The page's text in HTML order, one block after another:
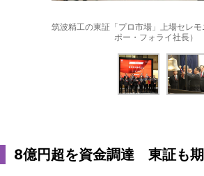
筑波精工の東証「プロ市場」上場セレ
ポー・フォライ社長）
8億円超を資金調達 東証も